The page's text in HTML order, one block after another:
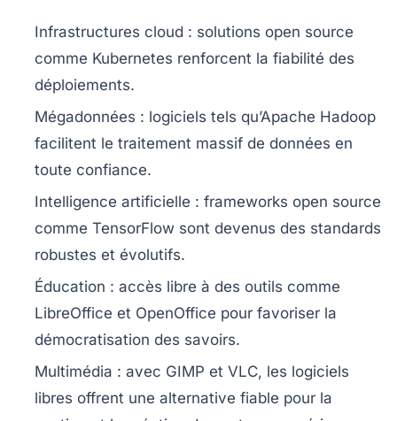
Infrastructures cloud : solutions open source
comme Kubernetes renforcent la fiabilité des
déploiements.
Mégadonnées : logiciels tels qu’Apache Hadoop
facilitent le traitement massif de données en
toute confiance.
Intelligence artificielle : frameworks open source
comme TensorFlow sont devenus des standards
robustes et évolutifs.
Éducation : accès libre à des outils comme
LibreOffice et OpenOffice pour favoriser la
démocratisation des savoirs.
Multimédia : avec GIMP et VLC, les logiciels
libres offrent une alternative fiable pour la